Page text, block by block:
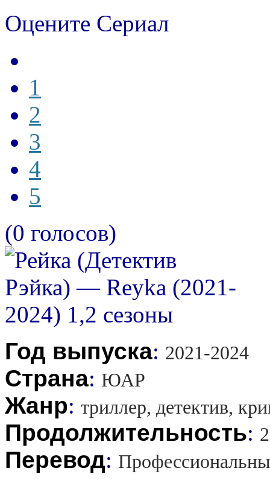
Оцените Сериал
1
2
3
4
5
(0 голосов)
Год выпуска: 2021-2024
Страна: ЮАР
Жанр: триллер, детектив,
Продолжительность:
Перевод: